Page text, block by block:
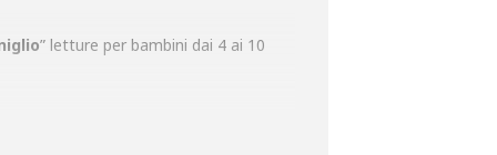
” letture per bambini dai 4 ai 10